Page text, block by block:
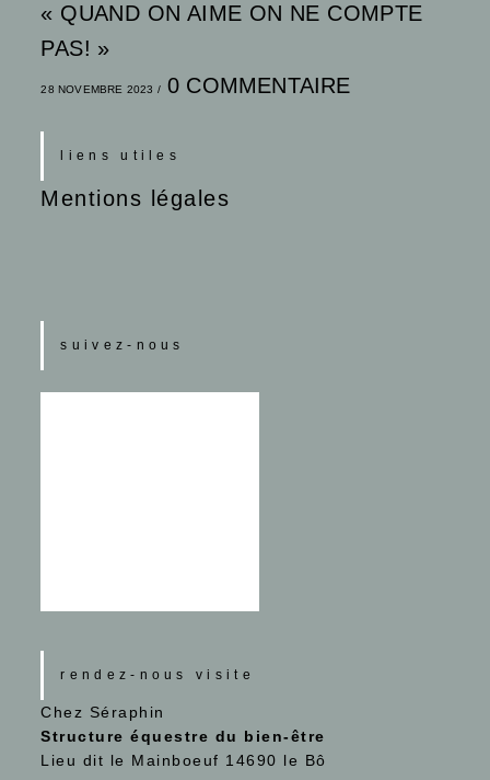
« QUAND ON AIME ON NE COMPTE
PAS! »
28 NOVEMBRE 2023 / 0 COMMENTAIRE
liens utiles
Mentions légales
suivez-nous
rendez-nous visite
Chez Séraphin
Structure équestre du bien-être
Lieu dit le Mainboeuf 14690 le Bô